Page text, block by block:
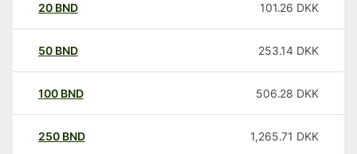
20 BND 101.26 DKK
50 BND 253.14 DKK
100 BND 506.28 DKK
250 BND 1,265.71 DKK